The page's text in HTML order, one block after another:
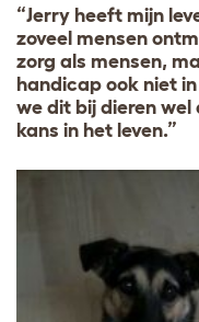
“Jerry heeft mijn
zoveel mensen
zorg als mensen,
handicap ook niet
we dit bij dieren wel
kans in het leven.”